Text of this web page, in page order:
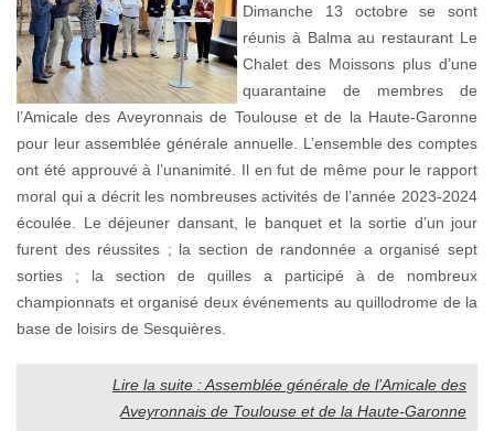
Dimanche 13 octobre se sont
réunis à Balma au restaurant Le
Chalet des Moissons plus d’une
quarantaine de membres de
l’Amicale des Aveyronnais de Toulouse et de la Haute-Garonne
pour leur assemblée générale annuelle. L’ensemble des comptes
ont été approuvé à l’unanimité. Il en fut de même pour le rapport
moral qui a décrit les nombreuses activités de l’année 2023-2024
écoulée. Le déjeuner dansant, le banquet et la sortie d’un jour
furent des réussites ; la section de randonnée a organisé sept
sorties ; la section de quilles a participé à de nombreux
championnats et organisé deux événements au quillodrome de la
base de loisirs de Sesquières.
Lire la suite : Assemblée générale de l’Amicale des
Aveyronnais de Toulouse et de la Haute-Garonne